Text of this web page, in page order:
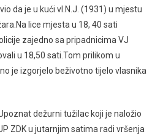
da je u kući vl.N.J. (1931) u mjestu
lice mjesta u 18, 40 sati
zajedno sa pripadnicima VJ
u 18,50 sati.Tom prilikom u
je izgorjelo beživotno tijelo vlasnika
dežurni tužilac koji je naložio
ZDK u jutarnjim satima radi vršenja